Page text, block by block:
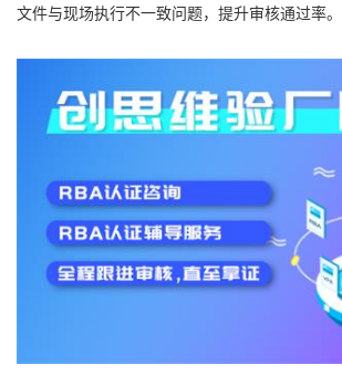
文件与现场执行不一致问题，提升审核通过率。